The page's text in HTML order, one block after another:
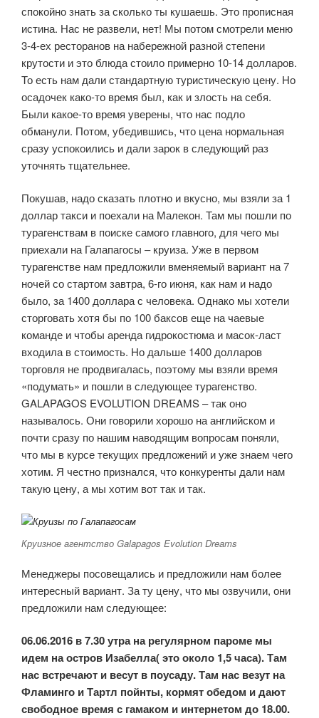
спокойно знать за сколько ты кушаешь. Это прописная
истина. Нас не развели, нет! Мы потом смотрели меню
3-4-ех ресторанов на набережной разной степени
крутости и это блюда стоило примерно 10-14 долларов.
То есть нам дали стандартную туристическую цену. Но
осадочек како-то время был, как и злость на себя.
Были какое-то время уверены, что нас подло
обманули. Потом, убедившись, что цена нормальная
сразу успокоились и дали зарок в следующий раз
уточнять тщательнее.
Покушав, надо сказать плотно и вкусно, мы взяли за 1
доллар такси и поехали на Малекон. Там мы пошли по
турагенствам в поиске самого главного, для чего мы
приехали на Галапагосы – круиза. Уже в первом
турагенстве нам предложили вменяемый вариант на 7
ночей со стартом завтра, 6-го июня, как нам и надо
было, за 1400 доллара с человека. Однако мы хотели
сторговать хотя бы по 100 баксов еще на чаевые
команде и чтобы аренда гидрокостюма и масок-ласт
входила в стоимость. Но дальше 1400 долларов
торговля не продвигалась, поэтому мы взяли время
«подумать» и пошли в следующее турагенство.
GALAPAGOS EVOLUTION DREAMS – так оно
называлось. Они говорили хорошо на английском и
почти сразу по нашим наводящим вопросам поняли,
что мы в курсе текущих предложений и уже знаем чего
хотим. Я честно признался, что конкуренты дали нам
такую цену, а мы хотим вот так и так.
Круизное агентство Galapagos Evolution Dreams
Менеджеры посовещались и предложили нам более
интересный вариант. За ту цену, что мы озвучили, они
предложили нам следующее:
06.06.2016 в 7.30 утра на регулярном пароме мы
идем на остров Изабелла( это около 1,5 часа). Там
нас встречают и весут в поусаду. Там нас везут на
Фламинго и Тартл пойнты, кормят обедом и дают
свободное время с гамаком и интернетом до 18.00.